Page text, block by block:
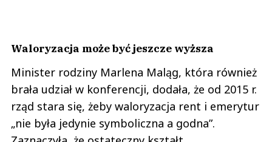
Waloryzacja może być jeszcze wyższa
Minister rodziny Marlena Maląg, która również
brała udział w konferencji, dodała, że od 2015 r.
rząd stara się, żeby waloryzacja rent i emerytur
„nie była jedynie symboliczna a godna”.